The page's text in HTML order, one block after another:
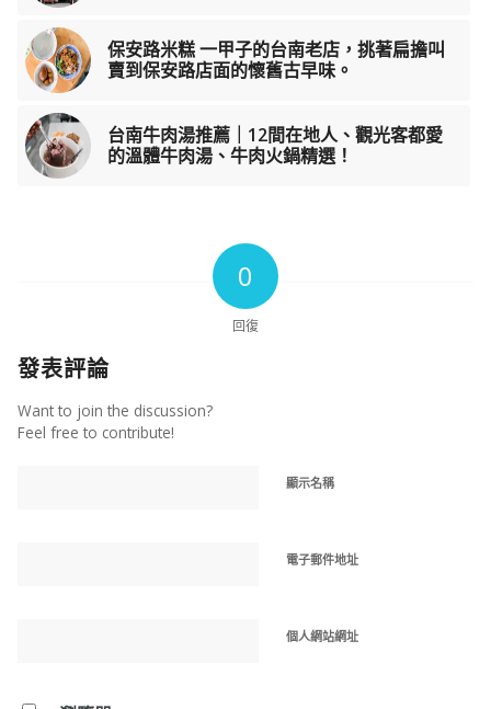
保安路米糕 一甲子的台南老店，挑著扁擔叫
賣到保安路店面的懷舊古早味。
台南牛肉湯推薦｜12間在地人、觀光客都愛
的溫體牛肉湯、牛肉火鍋精選！
0
回復
發表評論
Want to join the discussion?
Feel free to contribute!
顯示名稱
電子郵件地址
個人網站網址